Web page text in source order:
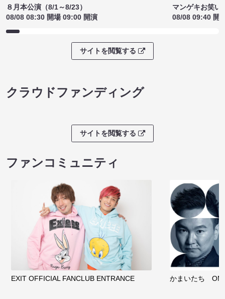
８月本公演（8/1～8/23）
08/08 08:30 開場 09:00 開演
マンゲキお笑い
08/08 09:40 開
サイトを閲覧する
クラウドファンディング
サイトを閲覧する
ファンコミュニティ
EXIT OFFICIAL FANCLUB ENTRANCE かまいたち